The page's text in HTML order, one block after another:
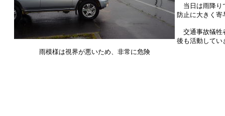
当日は雨降り
防止に大きく寄
交通事故犠牲
後も活動してい
雨模様は視界が悪いため、非常に危険